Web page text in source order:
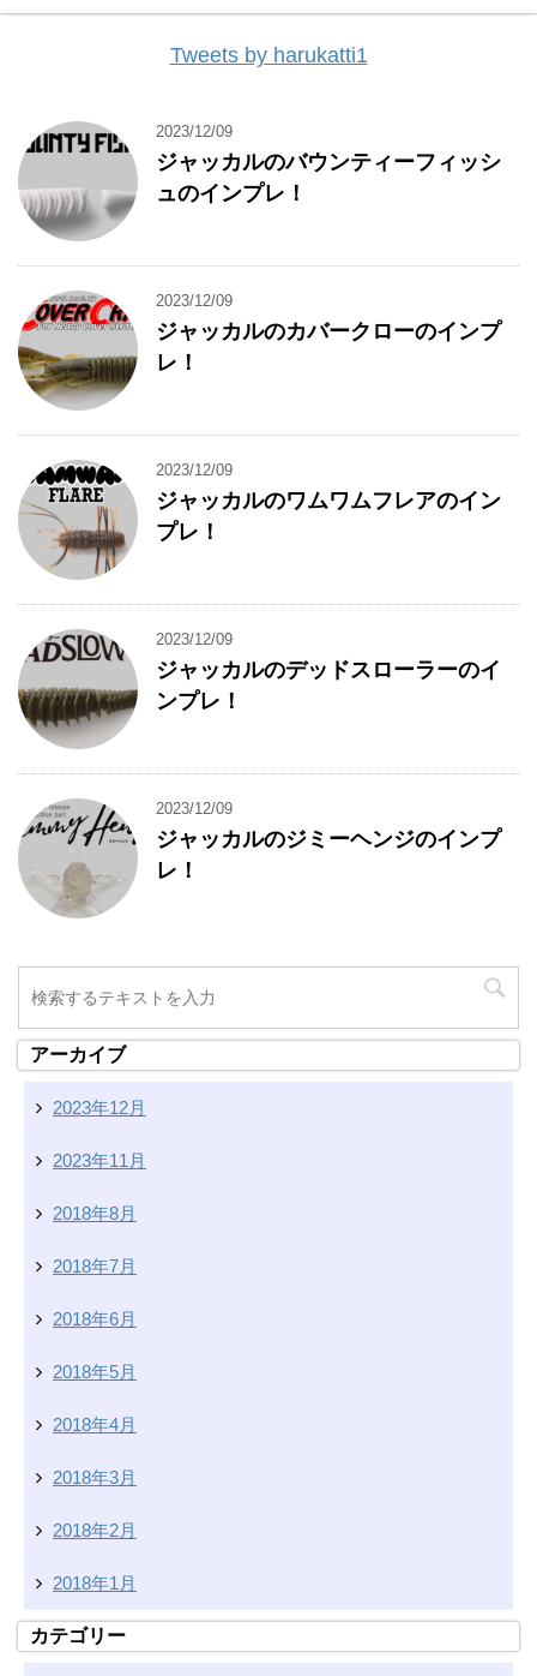
Tweets by harukatti1
2023/12/09
ジャッカルのバウンティーフィッシ
ュのインプレ！
2023/12/09
ジャッカルのカバークローのインプ
レ！
2023/12/09
ジャッカルのワムワムフレアのイン
プレ！
2023/12/09
ジャッカルのデッドスローラーのイ
ンプレ！
2023/12/09
ジャッカルのジミーヘンジのインプ
レ！
アーカイブ
2023年12月
2023年11月
2018年8月
2018年7月
2018年6月
2018年5月
2018年4月
2018年3月
2018年2月
2018年1月
カテゴリー